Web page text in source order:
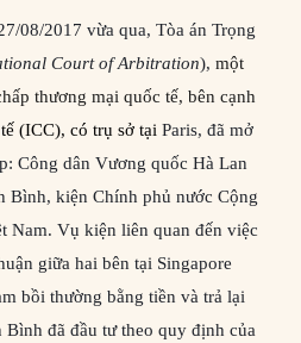
08/2017 vừa qua, Tòa án Trọng
Court of Arbitration), một
thương mại quốc tế, bên cạnh
(ICC), có trụ sở tạiParis, đã mở
Công dân Vương quốc Hà Lan
Bình, kiện Chính phủ nước Cộng
Nam. Vụ kiện liên quan đến việc
giữa hai bên tại Singapore
bồi thường bằng tiền và trả lại
đã đầu tư theo quy định của